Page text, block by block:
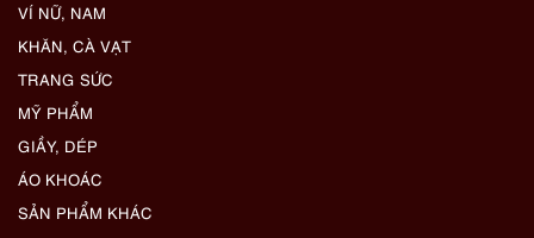
VÍ NỮ, NAM
KHĂN, CÀ VẠT
TRANG SỨC
MỸ PHẨM
GIẦY, DÉP
ÁO KHOÁC
SẢN PHẨM KHÁC